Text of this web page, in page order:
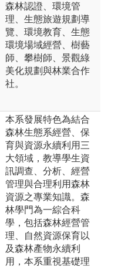
森林認證、環境管
理、生態旅遊規劃導
覽、環境教育、生態
環境場域經營、樹藝
師、攀樹師、景觀綠
美化規劃與林業合作
社。
本系發展特色為結合
森林生態系經營、保
育與資源永續利用三
大領域，教導學生資
訊調查、分析、經營
管理與合理利用森林
資源之專業知識。森
林學門為一綜合科
學，包括森林經營管
理、自然資源保育以
及森林產物永續利
用，本系重視基礎理